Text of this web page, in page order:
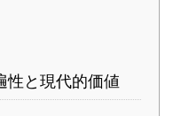
性と現代的価値